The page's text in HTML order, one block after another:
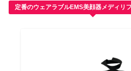
定番のウェアラブルEMS美顔器メディリ